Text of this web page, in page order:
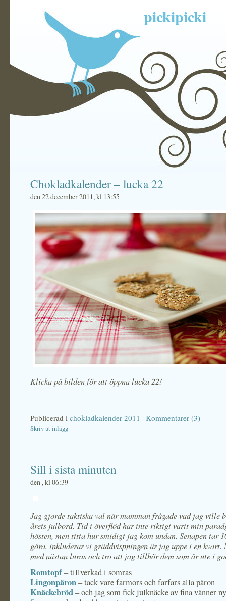
pickipicki
Chokladkalender – lucka 22
den 22 december 2011, kl 13:55
Klicka på bilden för att öppna lucka 22!
Publicerad i chokladkalender 2011 | Kommentarer (3)
Skriv ut inlägg
Sill i sista minuten
den , kl 06:39
Jag gjorde taktiska val när mamman frågade vad jag ville
årets julbord. Tid i överflöd har inte riktigt varit min
hösten, men titta hur smidigt jag kom undan. Senapen tar
göra, inkluderar vi gräddvispningen är jag uppe i en kvart.
med nästan luras och tro att jag tillhör dem som är ute i
Romtopf– tillverkad i somras
Lingonpäron– tack vare farmors och farfars alla päron
Knäckebröd– och jag som fick julknäcke av fina vänner